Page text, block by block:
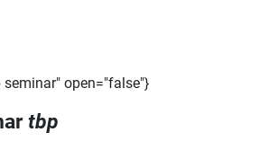
open="false"}
tbp